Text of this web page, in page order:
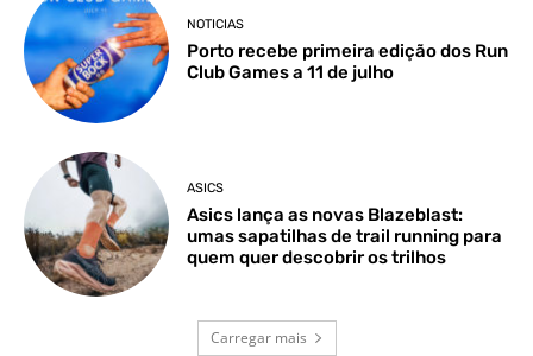
NOTICIAS
Porto recebe primeira edição dos Run
Club Games a 11 de julho
ASICS
Asics lança as novas Blazeblast:
umas sapatilhas de trail running para
quem quer descobrir os trilhos
Carregar mais